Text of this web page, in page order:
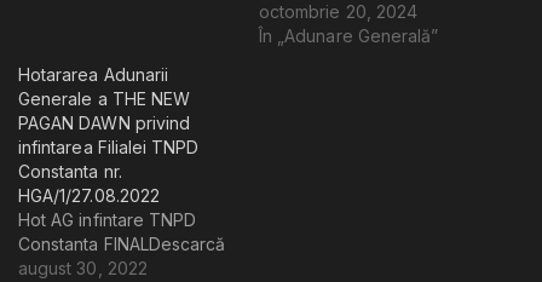
octombrie 20, 2024
În „Adunare Generală”
Hotararea Adunarii
Generale a THE NEW
PAGAN DAWN privind
infintarea Filialei TNPD
Constanta nr.
HGA/1/27.08.2022
Hot AG infintare TNPD
Constanta FINALDescarcă
august 30, 2022